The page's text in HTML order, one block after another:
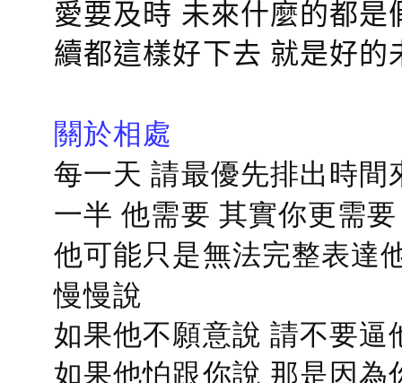
愛要及時 未來什麼的都
續都這樣好下去 就是好的
關於相處
每一天 請最優先排出時
一半 他需要 其實你更需要
他可能只是無法完整表達
慢慢說
如果他不願意說 請不要逼
如果他怕跟你說 那是因